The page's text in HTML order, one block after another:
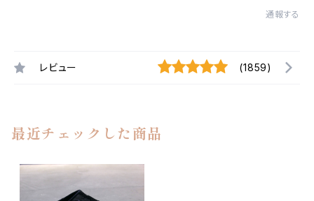
通報する
レビュー (1859)
最近チェックした商品